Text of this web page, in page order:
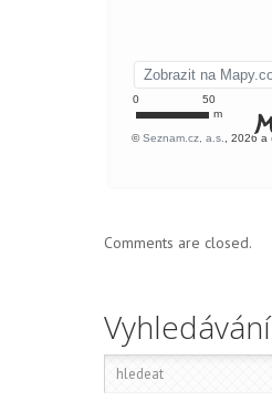
Comments are closed.
Vyhledávání